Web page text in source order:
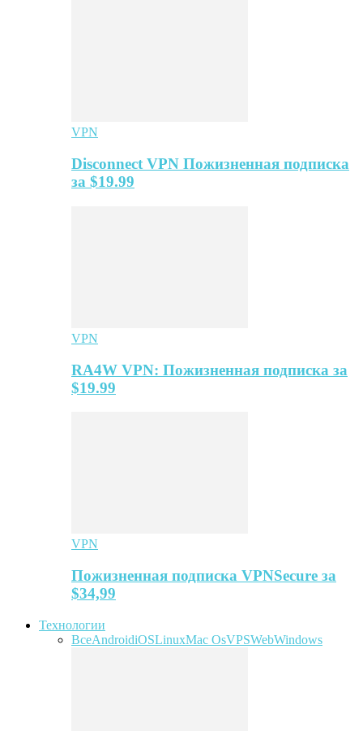
VPN
Disconnect VPN Пожизненная подписка
за $19.99
VPN
RA4W VPN: Пожизненная подписка за
$19.99
VPN
Пожизненная подписка VPNSecure за
$34,99
Технологии
ВсеAndroidiOSLinuxMac OsVPSWebWindows